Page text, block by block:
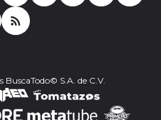
BuscaTodo© S.A. de C.V.